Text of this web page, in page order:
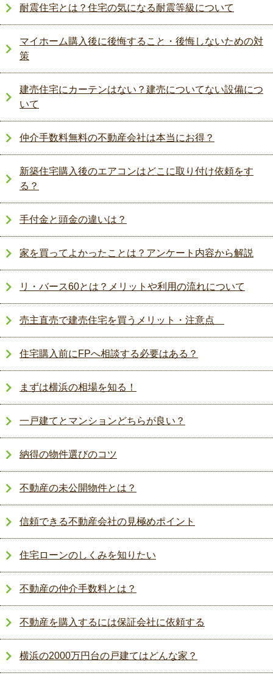
耐震住宅とは？住宅の気になる耐震等級について
マイホーム購入後に後悔すること・後悔しないための対
策
建売住宅にカーテンはない？建売についてない設備につ
いて
仲介手数料無料の不動産会社は本当にお得？
新築住宅購入後のエアコンはどこに取り付け依頼をす
る？
手付金と頭金の違いは？
家を買ってよかったことは？アンケート内容から解説
リ・バース60とは？メリットや利用の流れについて
売主直売で建売住宅を買うメリット・注意点
住宅購入前にFPへ相談する必要はある？
まずは横浜の相場を知る！
一戸建てとマンションどちらが良い？
納得の物件選びのコツ
不動産の未公開物件とは？
信頼できる不動産会社の見極めポイント
住宅ローンのしくみを知りたい
不動産の仲介手数料とは？
不動産を購入するには保証会社に依頼する
横浜の2000万円台の戸建てはどんな家？